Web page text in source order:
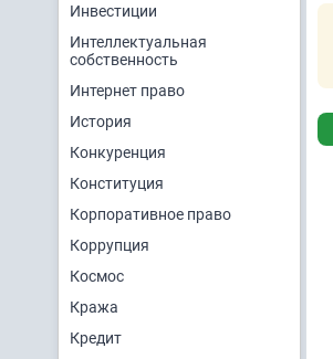
Инвестиции
Интеллектуальная
собственность
Интернет право
История
Конкуренция
Конституция
Корпоративное право
Коррупция
Космос
Кража
Кредит